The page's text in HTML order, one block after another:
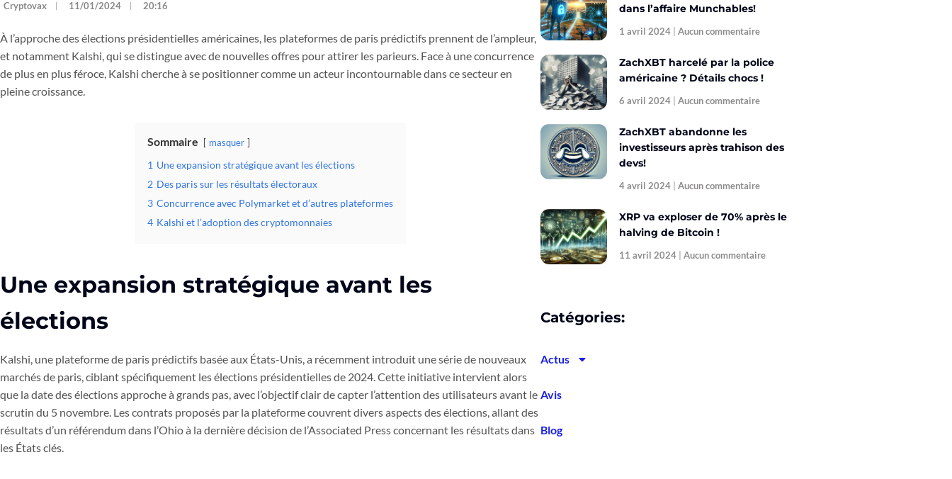
Cryptovax 11/01/2024 20:16
À l’approche des élections présidentielles américaines, les plateformes de paris prédictifs prennent de l’ampleur,
et notamment Kalshi, qui se distingue avec de nouvelles offres pour attirer les parieurs. Face à une concurrence
de plus en plus féroce, Kalshi cherche à se positionner comme un acteur incontournable dans ce secteur en
pleine croissance.
Sommaire masquer
1 Une expansion stratégique avant les élections
2 Des paris sur les résultats électoraux
3 Concurrence avec Polymarket et d’autres plateformes
4 Kalshi et l’adoption des cryptomonnaies
Une expansion stratégique avant les
élections
Kalshi, une plateforme de paris prédictifs basée aux États-Unis, a récemment introduit une série de nouveaux
marchés de paris, ciblant spécifiquement les élections présidentielles de 2024. Cette initiative intervient alors
que la date des élections approche à grands pas, avec l’objectif clair de capter l’attention des utilisateurs avant le
scrutin du 5 novembre. Les contrats proposés par la plateforme couvrent divers aspects des élections, allant des
résultats d’un référendum dans l’Ohio à la dernière décision de l’Associated Press concernant les résultats dans
les États clés.
dans l’affaire Munchables!
1 avril 2024 Aucun commentaire
ZachXBT harcelé par la police
américaine ? Détails chocs !
6 avril 2024 Aucun commentaire
ZachXBT abandonne les
investisseurs après trahison des
devs!
4 avril 2024 Aucun commentaire
XRP va exploser de 70% après le
halving de Bitcoin !
11 avril 2024 Aucun commentaire
Catégories:
Actus
Avis
Blog